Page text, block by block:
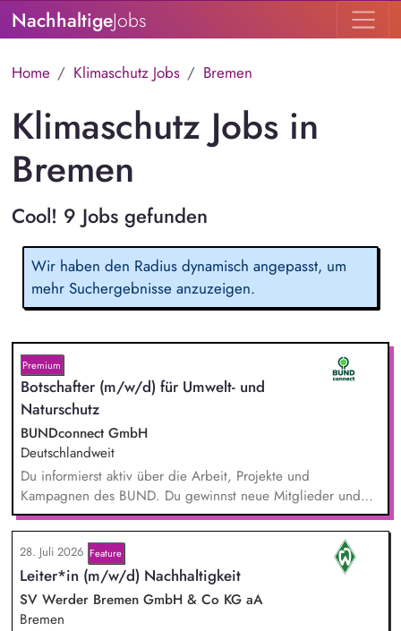
NachhaltigeJobs
Home Klimaschutz Jobs Bremen
Klimaschutz Jobs in
Bremen
Cool! 9 Jobs gefunden
Wir haben den Radius dynamisch angepasst, um
mehr Suchergebnisse anzuzeigen.
Premium
Botschafter (m/w/d) für Umwelt- und
Naturschutz
BUNDconnect GmbH
Deutschlandweit
Du informierst aktiv über die Arbeit, Projekte und
Kampagnen des BUND. Du gewinnst neue Mitglieder und
stärkst damit langfristig den Umwelt- und Naturschutz. Du
beantwortest Fragen zu Umwelt-, Arten- und Klimaschutz nach
bestem Wissen und Gewissen. Du unterstützt Kampagnen
und Aktionen, beispielsweise durch das Sammeln von
Unterschriften für Petitionen.
28. Juli 2026 Feature
Leiter*in (m/w/d) Nachhaltigkeit
SV Werder Bremen GmbH & Co KG aA
Bremen